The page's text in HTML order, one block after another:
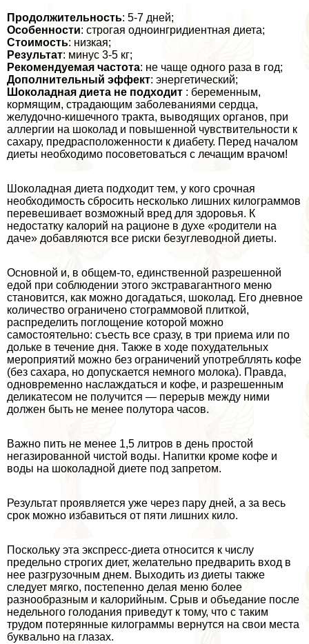
Продолжительность: 5-7 дней;
Особенности: строгая одноингридиентная диета;
Стоимость: низкая;
Результат: минус 3-5 кг;
Рекомендуемая частота: не чаще одного раза в год;
Дополнительный эффект: энергетический;
Шоколадная диета не подходит : беременным,
кормящим, страдающим заболеваниями сердца,
желудочно-кишечного тpaкта, выводящих органов, при
аллергии на шоколад и повышенной чувствительности к
сахару, предрасположенности к диабету. Перед началом
диеты необходимо посоветоваться с лечащим врачом!
Шоколадная диета подходит тем, у кого срочная
необходимость сбросить несколько лишних килограммов
перевешивает возможный вред для здоровья. К
недостатку калорий на рационе в духе «родители на
даче» добавляются все риски безуглеводной диеты.
Основной и, в общем-то, единственной разрешенной
едой при соблюдении этого экстравагантного меню
становится, как можно догадаться, шоколад. Его дневное
количество ограничено стограммовой плиткой,
распределить поглощение которой можно
самостоятельно: съесть все сразу, в три приема или по
дольке в течение дня. Также в ходе похудательных
мероприятий можно без ограничений употрeбллять кофе
(без сахара, но допускается немного молока). Правда,
одновременно наслаждаться и кофе, и разрешенным
деликатесом не получится — перерыв между ними
должен быть не менее полутора часов.
Важно пить не менее 1,5 литров в день простой
негазированной чистой воды. Напитки кроме кофе и
воды на шоколадной диете под запретом.
Результат проявляется уже через пару дней, а за весь
срок можно избавиться от пяти лишних кило.
Поскольку эта экспресс-диета относится к числу
предельно строгих диет, желательно предварить вход в
нее разгрузочным днем. Выходить из диеты также
следует мягко, постепенно делая меню более
разнообразным и калорийным. Срыв и объедание после
недельного голодания приведут к тому, что с таким
трудом потерянные килограммы вернутся на свои места
буквально на глазах.